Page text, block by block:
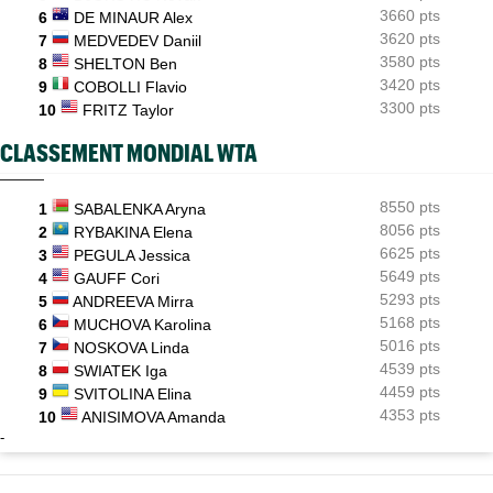
6
DE MINAUR Alex
3660 pts
7
MEDVEDEV Daniil
3620 pts
8
SHELTON Ben
3580 pts
9
COBOLLI Flavio
3420 pts
10
FRITZ Taylor 3300 pts
CLASSEMENT MONDIAL WTA
1 SABALENKA Aryna
8550 pts
2
RYBAKINA Elena
8056 pts
3
PEGULA Jessica
6625 pts
4
GAUFF Cori
5649 pts
5
ANDREEVA Mirra
5293 pts
6
MUCHOVA Karolina
5168 pts
7
NOSKOVA Linda
5016 pts
8
SWIATEK Iga
4539 pts
9
SVITOLINA Elina
4459 pts
10
ANISIMOVA Amanda 4353 pts
-